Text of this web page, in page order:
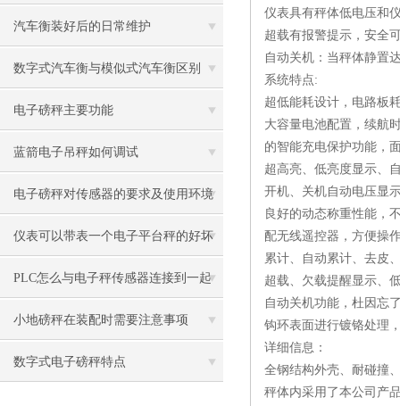
磅5吨电子吊称10吨电子吊钩磅使用与
说明
汽车衡装好后的日常维护
数字式汽车衡与模似式汽车衡区别
电子磅秤主要功能
蓝箭电子吊秤如何调试
电子磅秤对传感器的要求及使用环境
仪表可以带表一个电子平台秤的好坏
PLC怎么与电子秤传感器连接到一起
小地磅秤在装配时需要注意事项
数字式电子磅秤特点
仪表具有秤体低电压和
超载有报警提示，安全
自动关机：当秤体静置
系统特点:
超低能耗设计，电路板
大容量电池配置，续航
的智能充电保护功能，
超高亮、低亮度显示、
开机、关机自动电压显
良好的动态称重性能，
配无线遥控器，方便操
累计、自动累计、去皮
超载、欠载提醒显示、
自动关机功能，杜因忘
钩环表面进行镀铬处理
详细信息：
全钢结构外壳、耐碰撞
秤体内采用了本公司产